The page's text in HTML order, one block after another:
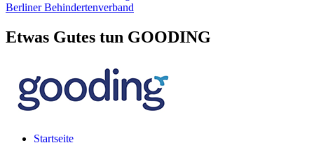
Berliner Behindertenverband
Etwas Gutes tun GOODING
Startseite